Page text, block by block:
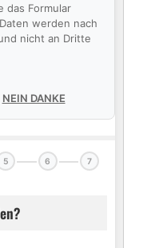
das Formular
werden nach
nicht an Dritte
NEIN DANKE
5 6 7